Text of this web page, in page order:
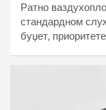
Ратно
стандардном
буџет,